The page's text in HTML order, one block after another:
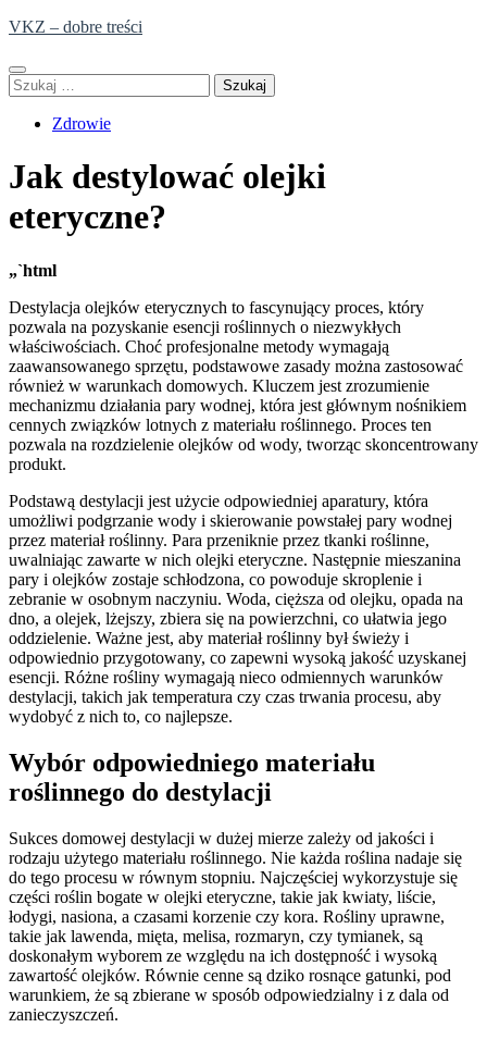
Skip
content
VKZ – dobre treści
Szukaj:
Zdrowie
Jak destylować olejki
eteryczne?
„`html
Destylacja olejków eterycznych to fascynujący proces, który
pozwala na pozyskanie esencji roślinnych o niezwykłych
właściwościach. Choć profesjonalne metody wymagają
zaawansowanego sprzętu, podstawowe zasady można zastosować
również w warunkach domowych. Kluczem jest zrozumienie
mechanizmu działania pary wodnej, która jest głównym nośnikiem
cennych związków lotnych z materiału roślinnego. Proces ten
pozwala na rozdzielenie olejków od wody, tworząc skoncentrowany
produkt.
Podstawą destylacji jest użycie odpowiedniej aparatury, która
umożliwi podgrzanie wody i skierowanie powstałej pary wodnej
przez materiał roślinny. Para przeniknie przez tkanki roślinne,
uwalniając zawarte w nich olejki eteryczne. Następnie mieszanina
pary i olejków zostaje schłodzona, co powoduje skroplenie i
zebranie w osobnym naczyniu. Woda, cięższa od olejku, opada na
dno, a olejek, lżejszy, zbiera się na powierzchni, co ułatwia jego
oddzielenie. Ważne jest, aby materiał roślinny był świeży i
odpowiednio przygotowany, co zapewni wysoką jakość uzyskanej
esencji. Różne rośliny wymagają nieco odmiennych warunków
destylacji, takich jak temperatura czy czas trwania procesu, aby
wydobyć z nich to, co najlepsze.
Wybór odpowiedniego materiału
roślinnego do destylacji
Sukces domowej destylacji w dużej mierze zależy od jakości i
rodzaju użytego materiału roślinnego. Nie każda roślina nadaje się
do tego procesu w równym stopniu. Najczęściej wykorzystuje się
części roślin bogate w olejki eteryczne, takie jak kwiaty, liście,
łodygi, nasiona, a czasami korzenie czy kora. Rośliny uprawne,
takie jak lawenda, mięta, melisa, rozmaryn, czy tymianek, są
doskonałym wyborem ze względu na ich dostępność i wysoką
zawartość olejków. Równie cenne są dziko rosnące gatunki, pod
warunkiem, że są zbierane w sposób odpowiedzialny i z dala od
zanieczyszczeń.